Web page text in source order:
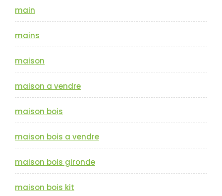
main
mains
maison
maison a vendre
maison bois
maison bois a vendre
maison bois gironde
maison bois kit